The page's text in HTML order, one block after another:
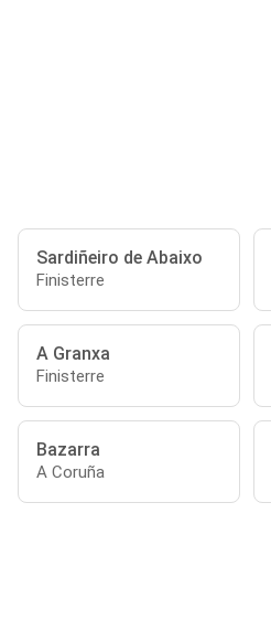
Sardiñeiro de Abaixo
Finisterre
A Granxa
Finisterre
Bazarra
A Coruña